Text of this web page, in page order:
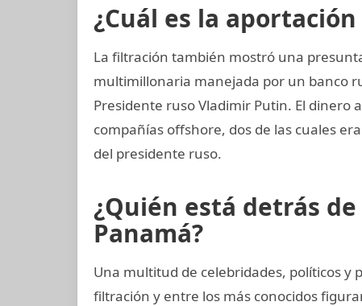
¿Cuál es la
La filtración también mostró una
multimillonaria manejada por un banco
Presidente ruso Vladimir Putin. El
compañías offshore, dos de las cuales
del presidente ruso.
¿Quién está detrás
Panamá?
Una multitud de celebridades, políticos y
filtración y entre los más conocidos